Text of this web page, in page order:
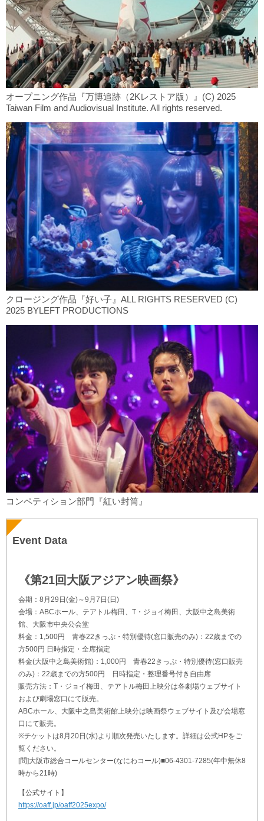
オープニング作品『万博追跡（2Kレストア版）』(C) 2025
Taiwan Film and Audiovisual Institute. All rights reserved.
クロージング作品『好い子』ALL RIGHTS RESERVED (C)
2025 BYLEFT PRODUCTIONS
コンペティション部門『紅い封筒』
Event Data
《第21回大阪アジアン映画祭》
会期：8月29日(金)～9月7日(日)
会場：ABCホール、テアトル梅田、T・ジョイ梅田、大阪中之島美術
館、大阪市中央公会堂
料金：1,500円 青春22きっぷ・特別優待(窓口販売のみ)：22歳までの
方500円 日時指定・全席指定
料金(大阪中之島美術館)：1,000円 青春22きっぷ・特別優待(窓口販売
のみ)：22歳までの方500円 日時指定・整理番号付き自由席
販売方法：T・ジョイ梅田、テアトル梅田上映分は各劇場ウェブサイト
および劇場窓口にて販売。
ABCホール、大阪中之島美術館上映分は映画祭ウェブサイト及び会場窓
口にて販売。
※チケットは8月20日(水)より順次発売いたします。詳細は公式HPをご
覧ください。
[問]大阪市総合コールセンター(なにわコール)■06-4301-7285(年中無休8
時から21時)
【公式サイト】
https://oaff.jp/oaff2025expo/